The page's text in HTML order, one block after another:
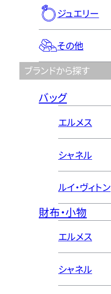
ジュエリー
その他
ブランドから探す
バッグ
エルメス
シャネル
ルイ・ヴィトン
財布・小物
エルメス
シャネル